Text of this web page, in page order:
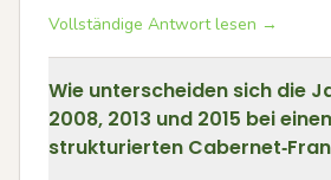
Vollständige Antwort lesen →
Wie unterscheiden sich die
2008, 2013 und 2015 bei
strukturierten